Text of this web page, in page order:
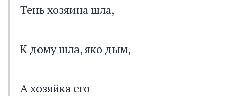
Тень хозяина шла,
К дому шла, яко дым, —
А хозяйка его